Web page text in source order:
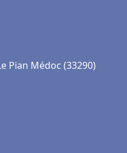
Pian Médoc (33290)